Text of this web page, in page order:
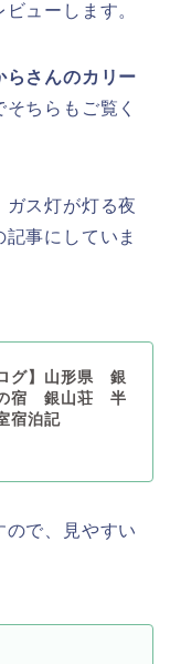
ビューします。
らさんのカリー
そちらもご覧く
ス灯が灯る夜
事にしていま
グ】山形県 銀
宿 銀山荘 半
宿泊記
ので、見やすい